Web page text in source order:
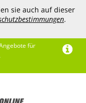
sie auch auf dieser
.
für